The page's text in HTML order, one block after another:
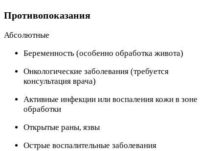
Противопоказания
Абсолютные
Беременность (особенно обработка живота)
Онкологические заболевания (требуется
консультация врача)
Активные инфекции или воспаления кожи в зоне
обработки
Открытые раны, язвы
Острые воспалительные заболевания